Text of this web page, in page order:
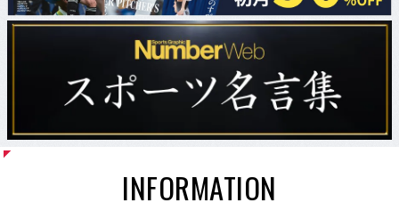
INFORMATION